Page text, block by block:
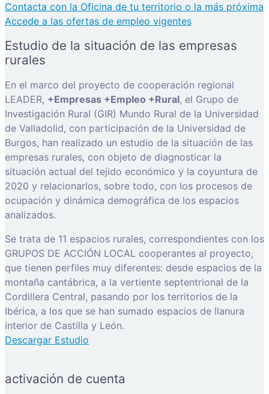
Contacta con la Oficina de tu territorio o la más próxima
Accede a las ofertas de empleo vigentes
Estudio de la situación de las empresas
rurales
En el marco del proyecto de cooperación regional
LEADER, +Empresas +Empleo +Rural, el Grupo de
Investigación Rural (GIR) Mundo Rural de la Universidad
de Valladolid, con participación de la Universidad de
Burgos, han realizado un estudio de la situación de las
empresas rurales, con objeto de diagnosticar la
situación actual del tejido económico y la coyuntura de
2020 y relacionarlos, sobre todo, con los procesos de
ocupación y dinámica demográfica de los espacios
analizados.
Se trata de 11 espacios rurales, correspondientes con los
GRUPOS DE ACCIÓN LOCAL cooperantes al proyecto,
que tienen perfiles muy diferentes: desde espacios de la
montaña cantábrica, a la vertiente septentrional de la
Cordillera Central, pasando por los territorios de la
Ibérica, a los que se han sumado espacios de llanura
interior de Castilla y León.
Descargar Estudio
activación de cuenta